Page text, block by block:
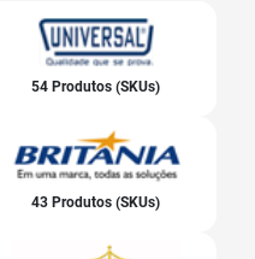
54 Produtos (SKUs)
43 Produtos (SKUs)